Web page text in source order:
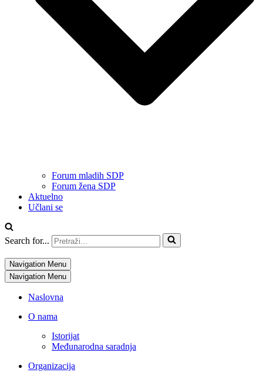
Forum mladih SDP
Forum žena SDP
Aktuelno
Učlani se
Search for...
Navigation Menu
Navigation Menu
Naslovna
O nama
Istorijat
Međunarodna saradnja
Organizacija